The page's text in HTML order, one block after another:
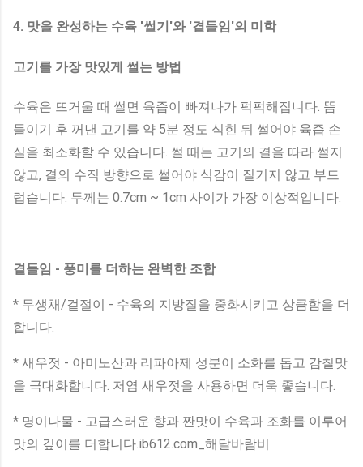
4. 맛을 완성하는 수육 '썰기'와 '곁들임'의 미학
고기를 가장 맛있게 썰는 방법
수육은 뜨거울 때 썰면 육즙이 빠져나가 퍽퍽해집니다. 뜸
들이기 후 꺼낸 고기를 약 5분 정도 식힌 뒤 썰어야 육즙 손
실을 최소화할 수 있습니다. 썰 때는 고기의 결을 따라 썰지
않고, 결의 수직 방향으로 썰어야 식감이 질기지 않고 부드
럽습니다. 두께는 0.7cm ~ 1cm 사이가 가장 이상적입니다.
곁들임 - 풍미를 더하는 완벽한 조합
* 무생채/겉절이 - 수육의 지방질을 중화시키고 상큼함을 더
합니다.
* 새우젓 - 아미노산과 리파아제 성분이 소화를 돕고 감칠맛
을 극대화합니다. 저염 새우젓을 사용하면 더욱 좋습니다.
* 명이나물 - 고급스러운 향과 짠맛이 수육과 조화를 이루어
맛의 깊이를 더합니다.ib612.com_해달바람비